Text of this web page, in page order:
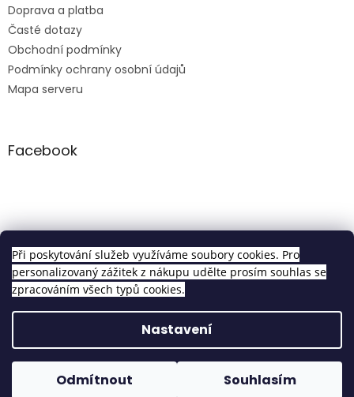
Při poskytování služeb využíváme soubory cookies. Pro
personalizovaný zážitek z nákupu udělte prosím souhlas se
zpracováním všech typů cookies.
Nastavení
Odmítnout Souhlasím
Doprava a platba
Časté dotazy
Obchodní podmínky
Podmínky ochrany osobní údajů
Mapa serveru
Facebook
Clip in sety
Vytvořil Shoptet
Copyright 2026Pravé Clip In Vlasy. Všechna práva
vyhrazena.
Upravit nastavení cookies